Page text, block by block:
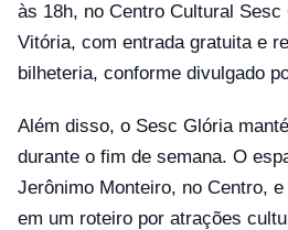
às 18h, no Centro Cultural
Vitória, com entrada gratuita e
bilheteria, conforme divulgado
Além disso, o Sesc Glória
durante o fim de semana. O
Jerônimo Monteiro, no Centro,
em um roteiro por atrações